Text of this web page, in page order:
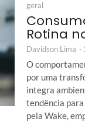
geral
Rotina
Davidson Lima -
O
por uma
integra
tendência
pela Wake,